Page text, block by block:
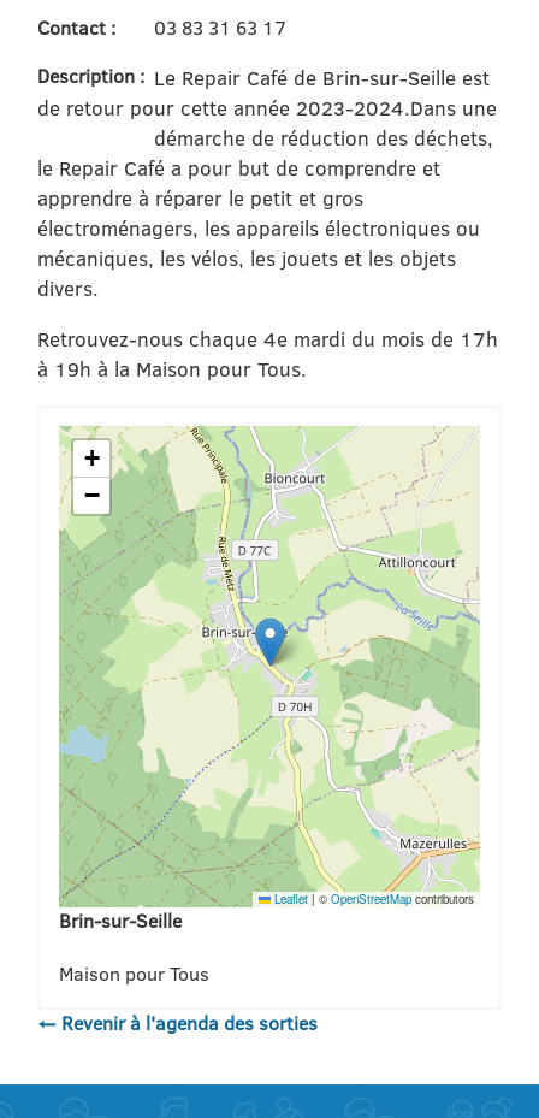
Contact :
03 83 31 63 17
Description : Le Repair Café de Brin-sur-Seille est
de retour pour cette année 2023-2024.Dans une
démarche de réduction des déchets,
le Repair Café a pour but de comprendre et
apprendre à réparer le petit et gros
électroménagers, les appareils électroniques ou
mécaniques, les vélos, les jouets et les objets
divers.
Retrouvez-nous chaque 4e mardi du mois de 17h
à 19h à la Maison pour Tous.
+
−
Leaflet | ©OpenStreetMap contributors
Brin-sur-Seille
Maison pour Tous
← Revenir à l'agenda des sorties